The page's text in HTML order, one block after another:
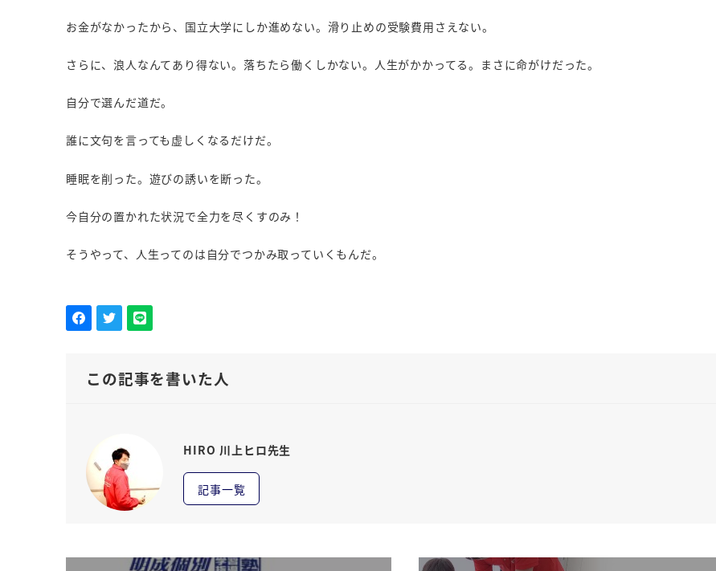
お金がなかったから、国立大学にしか進めない。滑り止めの受験費用さえない。
さらに、浪人なんてあり得ない。落ちたら働くしかない。人生がかかってる。まさに命がけだった。
自分で選んだ道だ。
誰に文句を言っても虚しくなるだけだ。
睡眠を削った。遊びの誘いを断った。
今自分の置かれた状況で全力を尽くすのみ！
そうやって、人生ってのは自分でつかみ取っていくもんだ。
この記事を書いた人
HIRO 川上ヒロ先生
記事一覧